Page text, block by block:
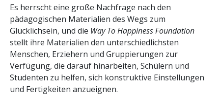
Es herrscht eine große Nachfrage nach den
pädagogischen Materialien des Wegs zum
Glücklichsein, und die Way To Happiness Foundation
stellt ihre Materialien den unterschiedlichsten
Menschen, Erziehern und Gruppierungen zur
Verfügung, die darauf hinarbeiten, Schülern und
Studenten zu helfen, sich konstruktive Einstellungen
und Fertigkeiten anzueignen.